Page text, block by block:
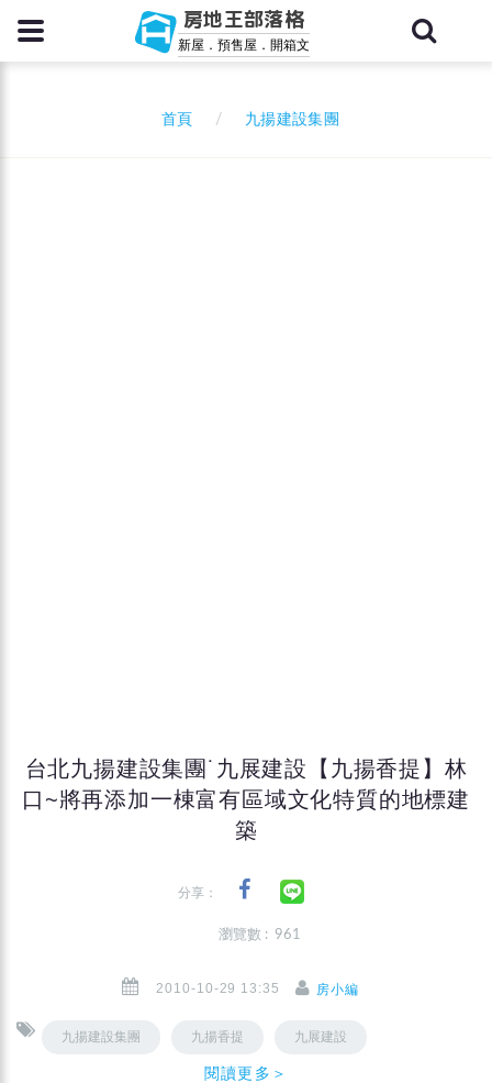
房地王部落格
新屋．預售屋．開箱文
首頁 九揚建設集團
台北九揚建設集團˙九展建設【九揚香提】林
口~將再添加一棟富有區域文化特質的地標建
築
分享：
瀏覽數 : 961
2010-10-29 13:35 房小編
九揚建設集團 九揚香提 九展建設
閱讀更多＞